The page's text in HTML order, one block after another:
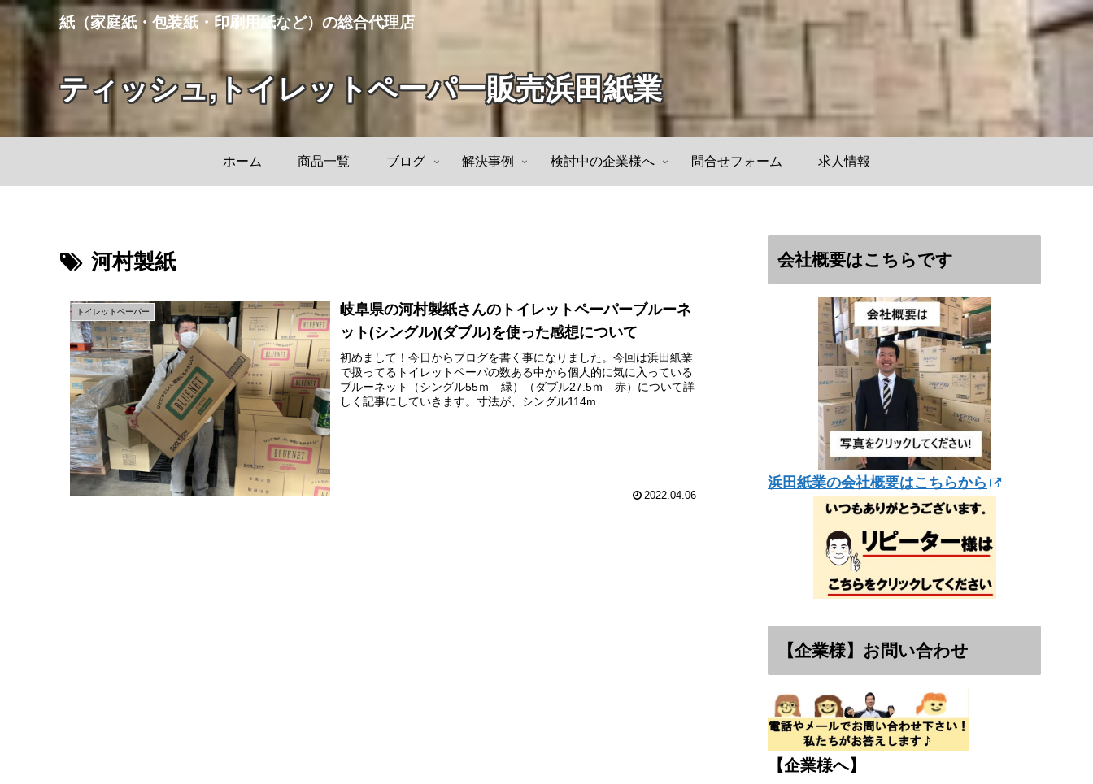
紙（家庭紙・包装紙・印刷用紙など）の総合代理店
ティッシュ,トイレットペーパー販売浜田紙業
ホーム 商品一覧 ブログ 解決事例 検討中の企業様へ 問合せフォーム 求人情報
河村製紙
トイレットペーパー
岐阜県の河村製紙さんのトイレットペーパーブルーネ
ット(シングル)(ダブル)を使った感想について
初めまして！今日からブログを書く事になりました。今回は浜田紙業
で扱ってるトイレットペーパの数ある中から個人的に気に入っている
ブルーネット（シングル55ｍ 緑）（ダブル27.5ｍ 赤）について詳
しく記事にしていきます。寸法が、シングル114m...
2022.04.06
会社概要はこちらです
浜田紙業の会社概要はこちらから
【企業様】お問い合わせ
【企業様へ】